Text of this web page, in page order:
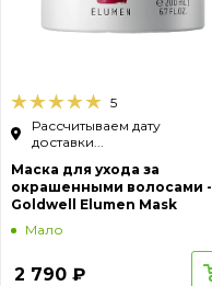
5
Рассчитываем дату
доставки...
Маска для ухода за
окрашенными волосами -
Goldwell Elumen Mask
Мало
2 790 ₽